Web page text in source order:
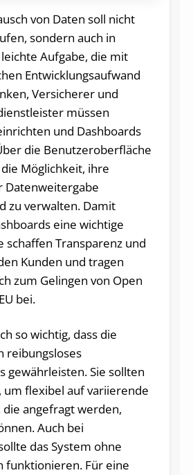
von Daten soll nicht
sondern auch in
Aufgabe, die mit
Entwicklungsaufwand
Versicherer und
müssen
und Dashboards
die Benutzeroberfläche
Möglichkeit, ihre
Datenweitergabe
zu verwalten. Damit
eine wichtige
schaffen Transparenz und
Kunden und tragen
zum Gelingen von Open
bei.
so wichtig, dass die
reibungsloses
gewährleisten. Sie sollten
um flexibel auf variierende
angefragt werden,
Auch bei
das System ohne
funktionieren. Für eine